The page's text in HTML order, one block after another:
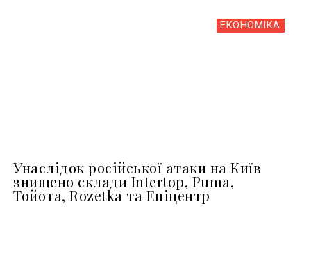
ЕКОНОМІКА
Унаслідок російської атаки на Київ
знищено склади Intertop, Puma,
Тойота, Rozetka та Епіцентр